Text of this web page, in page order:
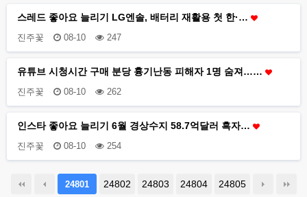
스레드 좋아요 늘리기 LG엔솔, 배터리 재활용 첫 한·…
진주꽃 08-10 247
유튜브 시청시간 구매 분당 흉기난동 피해자 1명 숨져……
진주꽃 08-10 262
인스타 좋아요 늘리기 6월 경상수지 58.7억달러 흑자…
진주꽃 08-10 254
24801 24802 24803 24804 24805